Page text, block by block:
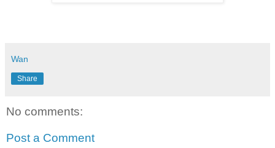
Wan
Share
No comments:
Post a Comment